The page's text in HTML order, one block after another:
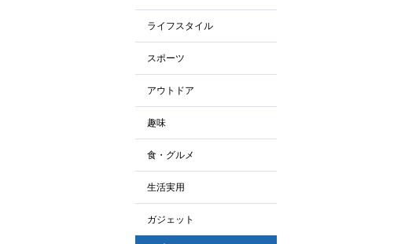
ライフスタイル
スポーツ
アウトドア
趣味
食・グルメ
生活実用
ガジェット